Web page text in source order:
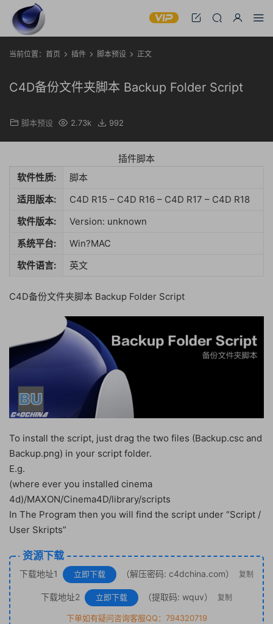
当前位置： 首页 插件 脚本预设 正文
C4D备份文件夹脚本 Backup Folder Script
脚本预设 2.73k 992
插件脚本
软件性质:
脚本
适用版本:
C4D R15 – C4D R16 – C4D R17 – C4D R18
软件版本:
Version: unknown
系统平台:
Win?MAC
软件语言:
英文
C4D备份文件夹脚本 Backup Folder Script
To install the script, just drag the two files (Backup.csc and
Backup.png) in your script folder.
E.g.
(where ever you installed cinema
4d)/MAXON/Cinema4D/library/scripts
In The Program then you will find the script under “Script /
User Skripts”
资源下载
下载地址1 立即下载 （解压密码: c4dchina.com） 复制
下载地址2 立即下载 （提取码: wquv） 复制
下单如有疑问咨询客服QQ：794320719